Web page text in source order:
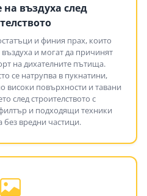
въздуха след
и финия прах, които
въздуха и могат да причинят
на дихателните пътища.
се натрупва в пукнатини,
високи повърхности и тавани
след строителството с
и подходящи техники
без вредни частици.